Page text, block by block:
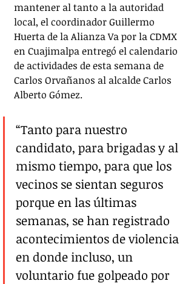
mantener al tanto a la autoridad
local, el coordinador Guillermo
Huerta de la Alianza Va por la CDMX
en Cuajimalpa entregó el calendario
de actividades de esta semana de
Carlos Orvañanos al alcalde Carlos
Alberto Gómez.
“Tanto para nuestro
candidato, para brigadas y al
mismo tiempo, para que los
vecinos se sientan seguros
porque en las últimas
semanas, se han registrado
acontecimientos de violencia
en donde incluso, un
voluntario fue golpeado por